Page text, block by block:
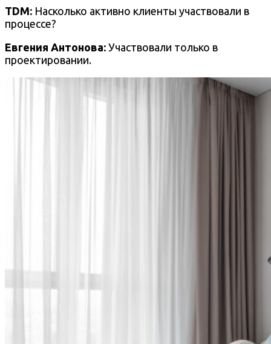
TDM: Насколько активно клиенты участвовали в
процессе?
Евгения Антонова: Участвовали только в
проектировании.